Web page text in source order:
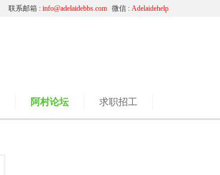
微信 : Adelaidehelp
联系邮箱 : info@adelaidebbs.com
阿村论坛 求职招工